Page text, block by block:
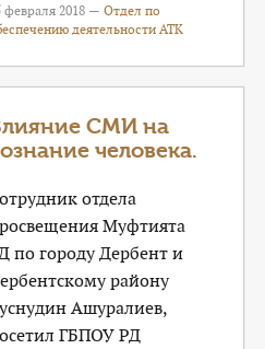
февраля 2018 —Отдел по
деятельности АТК
СМИ на
человека.
отдела
Муфтията
по городу Дербент и
району
Ашуралиев,
ГБПОУ РД